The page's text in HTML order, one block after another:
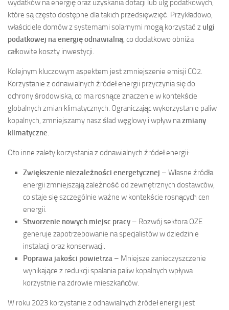
wydatków na energię oraz uzyskania dotacji lub ulg podatkowych,
które są często dostępne dla takich przedsięwzięć. Przykładowo,
właściciele domów z systemami solarnymi mogą korzystać z ulgi
podatkowej na energię odnawialną, co dodatkowo obniża
całkowite koszty inwestycji.
Kolejnym kluczowym aspektem jest zmniejszenie emisji CO2.
Korzystanie z odnawialnych źródeł energii przyczynia się do
ochrony środowiska, co ma rosnące znaczenie w kontekście
globalnych zmian klimatycznych. Ograniczając wykorzystanie paliw
kopalnych, zmniejszamy nasz ślad węglowy i wpływ nazmiany
klimatyczne.
Oto inne zalety korzystania z odnawialnych źródeł energii:
Zwiększenie niezależności energetycznej – Własne źródła
energii zmniejszają zależność od zewnętrznych dostawców,
co staje się szczególnie ważne w kontekście rosnących cen
energii.
Stworzenie nowych miejsc pracy – Rozwój sektora OZE
generuje zapotrzebowanie na specjalistów w dziedzinie
instalacji oraz konserwacji.
Poprawa jakości powietrza – Mniejsze zanieczyszczenie
wynikające z redukcji spalania paliw kopalnych wpływa
korzystnie na zdrowie mieszkańców.
W roku 2023 korzystanie z odnawialnych źródeł energii jest